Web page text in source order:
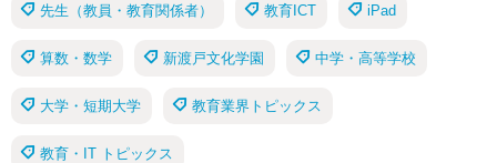
先生（教員・教育関係者） 教育ICT iPad
算数・数学 新渡戸文化学園 中学・高等学校
大学・短期大学 教育業界トピックス
教育・IT トピックス